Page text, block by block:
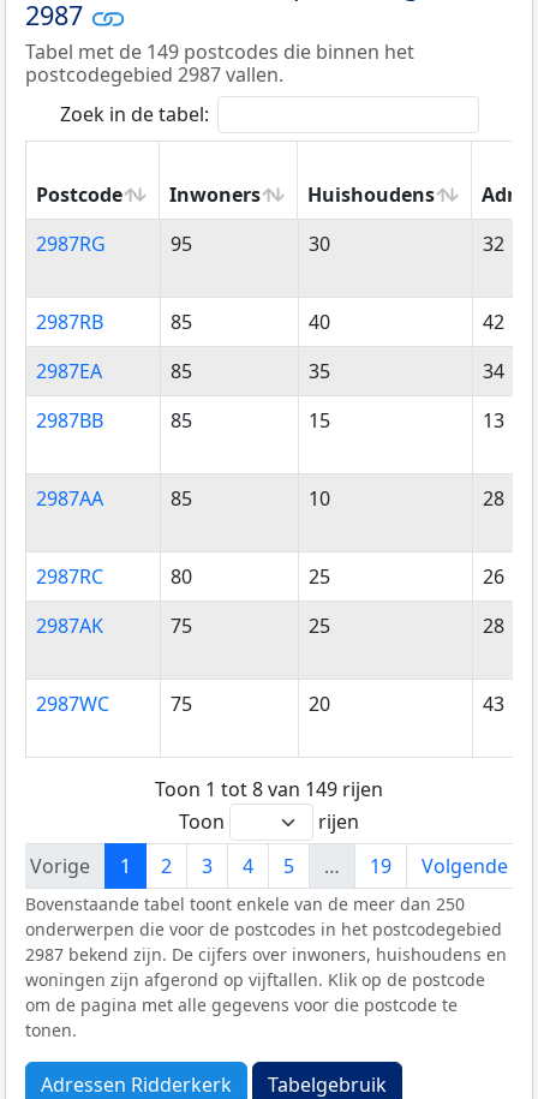
2987
Tabel met de 149 postcodes die binnen het
postcodegebied 2987 vallen.
Zoek in de tabel:
Postcode Inwoners Huishoudens
Postcode
Inwoners Huishoudens
2987RG 95 30 32
2987RB 85 40
42
2987EA
85 35
34
2987BB
85 15 13
2987AA 85 10 28
2987RC 80 25
26
2987AK
75 25 28
2987WC 75 20 43
Toon 1 tot 8 van 149 rijen
Toon
rijen
Vorige
1 2 3 4 5 … 19 Volgende
Bovenstaande tabel toont enkele van de meer dan 250
onderwerpen die voor de postcodes in het postcodegebied
2987 bekend zijn. De cijfers over inwoners, huishoudens en
woningen zijn afgerond op vijftallen. Klik op de postcode
om de pagina met alle gegevens voor die postcode te
tonen.
Adressen Ridderkerk Tabelgebruik